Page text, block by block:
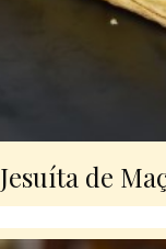
Jesuíta de